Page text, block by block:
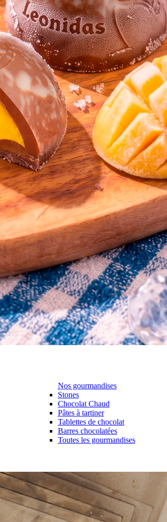
Nos gourmandises
Stones
Chocolat Chaud
Pâtes à tartiner
Tablettes de chocolat
Barres chocolatées
Toutes les gourmandises